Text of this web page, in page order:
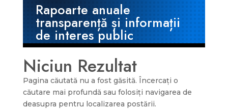
Rapoarte anuale
transparență și informații
de interes public
Niciun Rezultat
Pagina căutată nu a fost găsită. Încercați o
căutare mai profundă sau folosiți navigarea de
deasupra pentru localizarea postării.